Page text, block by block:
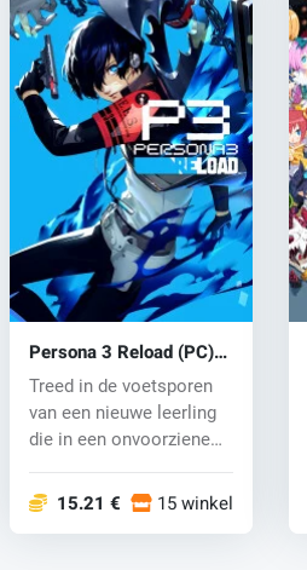
Persona 3 Reload (PC)
key
Treed in de voetsporen
van een nieuwe leerling
die in een onvoorziene
15.21 € 15 winkels